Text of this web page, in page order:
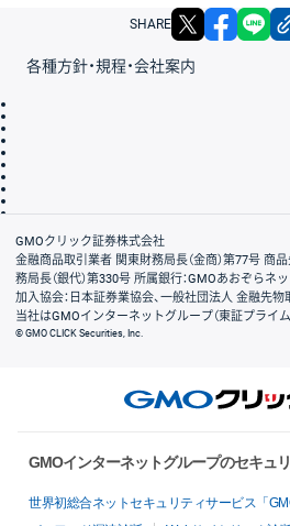
SHARE X
各種方針・規程・会社案内
会社案内
GMOクリック証券株式会社
金融商品取引業者 関東財務局長（金商）第77号 商
務局長（銀代）第330号 所属銀行：GMOあおぞらネ
加入協会：日本証券業協会、一般社団法人 金融先
当社はGMOインターネットグループ（東証プライ
© GMO CLICK Securities, Inc.
GMOインターネットグループのセキュ
世界初総合ネットセキュリティサービス「